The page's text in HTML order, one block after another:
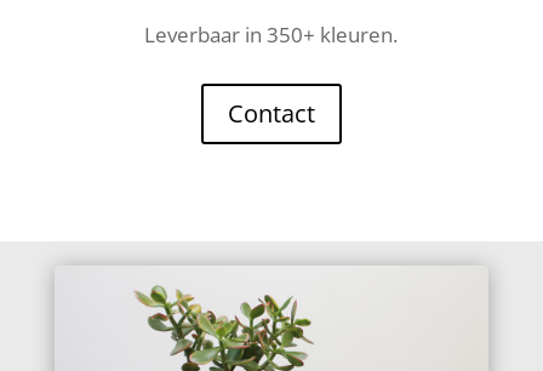
Leverbaar in 350+ kleuren.
Contact